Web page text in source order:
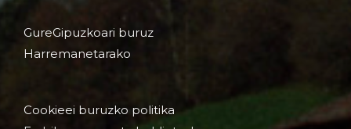
GureGipuzkoari buruz
Harremanetarako
Cookieei buruzko politika